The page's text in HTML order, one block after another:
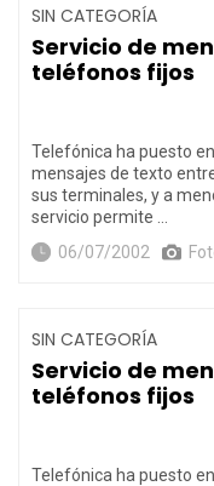
SIN CATEGORÍA
Servicio de
teléfonos fijos
Telefónica ha puesto
mensajes de texto
sus terminales, y a
servicio permite …
06/07/2002
SIN CATEGORÍA
Servicio de
teléfonos fijos
Telefónica ha puesto